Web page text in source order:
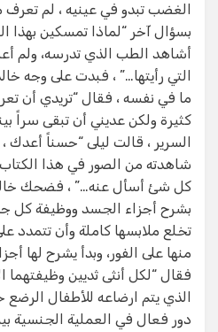
الغضب تبدو في عينيه ، لم تعرف
بسؤال آخر “لماذا تمسكين بهذا
أشاهد الطب الذي تدرسه، ولم
التي رأيتها…” ، فبدت على وجه
ما في نفسه ، فقال “تريدي أن
كثيرة ولكن عديني أن تبقى سراً
السرير ، قالت ليلى “حسناً أعدك
شاهدته من الصور في هذا
كل شئ أسأل عنه…” ، فضحك
بشرح أجزاء الجسد ووظيفة كل
تخلع ملابسها كاملة وأن تتمدد
منها على الفور، وبدأ يشرح لها
فقال “لكل أنثى ثديين وظيفتهما
الذي يتم ارضاعه للأطفال الرضع
دور فعال في العملية الجنسية